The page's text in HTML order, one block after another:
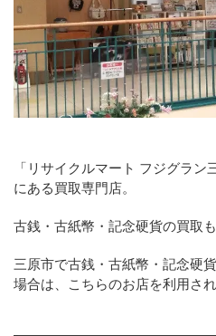
「リサイクルマート フジグラ
にある買取専門店。
古銭・古紙幣・記念硬貨の買取
三原市で古銭・古紙幣・記念硬
場合は、こちらのお店を利用さ